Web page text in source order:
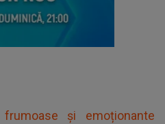
și emoționante